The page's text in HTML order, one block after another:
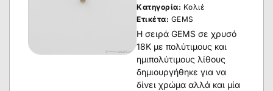
Κατηγορία: Κολιέ
Ετικέτα: GEMS
Η σειρά GEMS σε χρυσό
18Κ με πολύτιμους και
ημιπολύτιμους λίθους
δημιουργήθηκε για να
δίνει χρώμα αλλά και μία